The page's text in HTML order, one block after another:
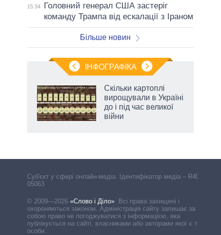
15:34
Головний генерал США застеріг
команду Трампа від ескалації з Іраном
Більше новин
ІНФОГРАФІКА
Скільки картоплі
вирощували в Україні
до і під час великої
війни
Cуб'єкт у сфері онлайн-медіа. Ідентифікатор медіа – R40-
05063
© 2009—2026 «Слово і Діло» Всі права захищені і
охороняються законом. Адміністрація сайту залишає за
собою право не погоджуватися з інформацією, яка
публікується на сайті, власниками або авторами якої є треті
особи.